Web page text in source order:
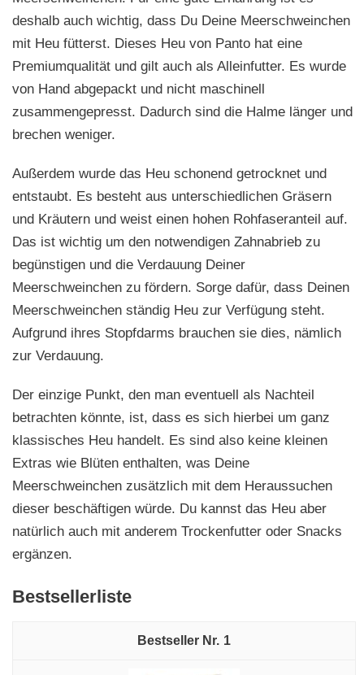
deshalb auch wichtig, dass Du Deine Meerschweinchen
mit Heu fütterst. Dieses Heu von Panto hat eine
Premiumqualität und gilt auch als Alleinfutter. Es wurde
von Hand abgepackt und nicht maschinell
zusammengepresst. Dadurch sind die Halme länger und
brechen weniger.
Außerdem wurde das Heu schonend getrocknet und
entstaubt. Es besteht aus unterschiedlichen Gräsern
und Kräutern und weist einen hohen Rohfaseranteil auf.
Das ist wichtig um den notwendigen Zahnabrieb zu
begünstigen und die Verdauung Deiner
Meerschweinchen zu fördern. Sorge dafür, dass Deinen
Meerschweinchen ständig Heu zur Verfügung steht.
Aufgrund ihres Stopfdarms brauchen sie dies, nämlich
zur Verdauung.
Der einzige Punkt, den man eventuell als Nachteil
betrachten könnte, ist, dass es sich hierbei um ganz
klassisches Heu handelt. Es sind also keine kleinen
Extras wie Blüten enthalten, was Deine
Meerschweinchen zusätzlich mit dem Heraussuchen
dieser beschäftigen würde. Du kannst das Heu aber
natürlich auch mit anderem Trockenfutter oder Snacks
ergänzen.
Bestsellerliste
1